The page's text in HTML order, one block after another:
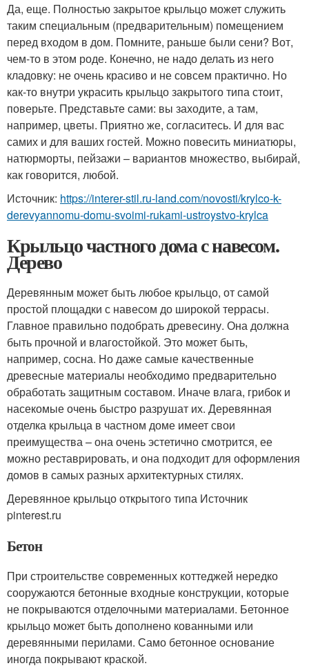
Да, еще. Полностью закрытое крыльцо может служить
таким специальным (предварительным) помещением
перед входом в дом. Помните, раньше были сени? Вот,
чем-то в этом роде. Конечно, не надо делать из него
кладовку: не очень красиво и не совсем практично. Но
как-то внутри украсить крыльцо закрытого типа стоит,
поверьте. Представьте сами: вы заходите, а там,
например, цветы. Приятно же, согласитесь. И для вас
самих и для ваших гостей. Можно повесить миниатюры,
натюрморты, пейзажи – вариантов множество, выбирай,
как говорится, любой.
Источник: https://interer-stil.ru-land.com/novosti/krylco-k-
derevyannomu-domu-svoimi-rukami-ustroystvo-krylca
Крыльцо частного дома с навесом.
Дерево
Деревянным может быть любое крыльцо, от самой
простой площадки с навесом до широкой террасы.
Главное правильно подобрать древесину. Она должна
быть прочной и влагостойкой. Это может быть,
например, сосна. Но даже самые качественные
древесные материалы необходимо предварительно
обработать защитным составом. Иначе влага, грибок и
насекомые очень быстро разрушат их. Деревянная
отделка крыльца в частном доме имеет свои
преимущества – она очень эстетично смотрится, ее
можно реставрировать, и она подходит для оформления
домов в самых разных архитектурных стилях.
Деревянное крыльцо открытого типа Источник
pinterest.ru
Бетон
При строительстве современных коттеджей нередко
сооружаются бетонные входные конструкции, которые
не покрываются отделочными материалами. Бетонное
крыльцо может быть дополнено кованными или
деревянными перилами. Само бетонное основание
иногда покрывают краской.